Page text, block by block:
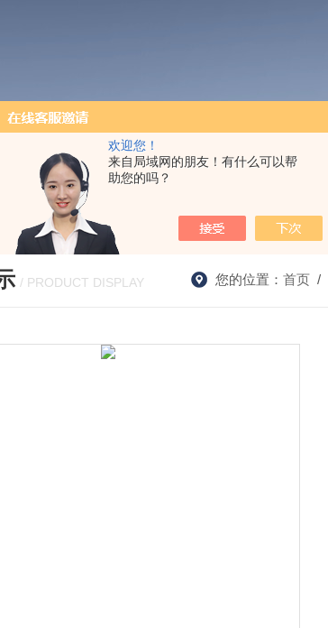
欢迎您！
来自局域网的朋友！有什么可以帮
助您的吗？
/ PRODUCT DISPLAY 您的位置： 首页 /